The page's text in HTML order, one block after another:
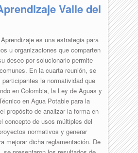
Valle del
es una estrategia para
u organizaciones que comparten
deseo por solucionarlo permite
En la cuarta reunión, se
la normatividad que
en Colombia, la Ley de Aguas y
en Agua Potable para la
propósito de analizar la forma en
concepto de usos múltiples del
normativos y generar
mejorar dicha reglamentación. De